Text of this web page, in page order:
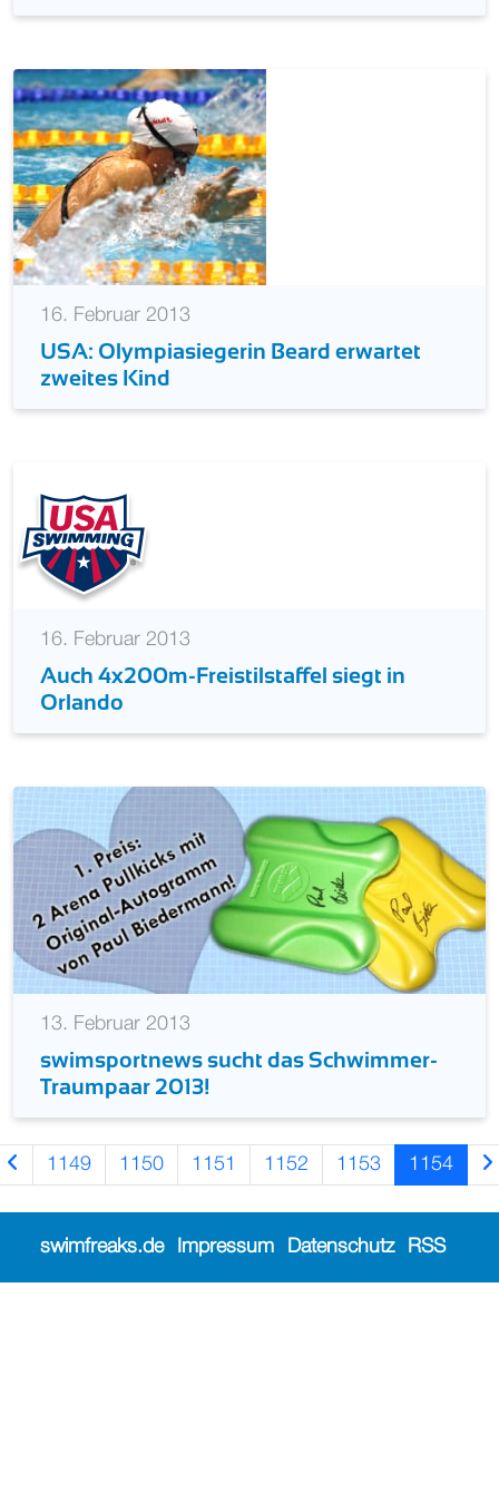
16. Februar 2013
USA: Olympiasiegerin Beard erwartet
zweites Kind
16. Februar 2013
Auch 4x200m-Freistilstaffel siegt in
Orlando
13. Februar 2013
swimsportnews sucht das Schwimmer-
Traumpaar 2013!
1149 1150 1151 1152 1153 1154
swimfreaks.de Impressum Datenschutz RSS